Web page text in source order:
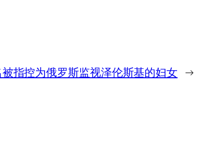
指控为俄罗斯监视泽伦斯基的妇女 →